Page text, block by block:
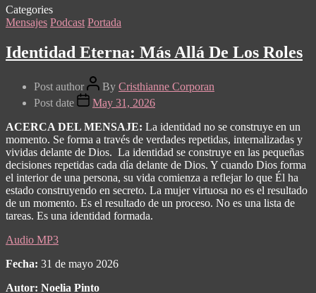
Categories
Mensajes Podcast Portada
Identidad Eterna: Más Allá De Los Roles
Post author By Cristhianne Corporan
Post date
May 31, 2026
ACERCA DEL MENSAJE: La identidad no se construye en un
momento. Se forma a través de verdades repetidas, internalizadas y
vividas delante de Dios. La identidad se construye en las pequeñas
decisiones repetidas cada día delante de Dios. Y cuando Dios forma
el interior de una persona, su vida comienza a reflejar lo que Él ha
estado construyendo en secreto. La mujer virtuosa no es el resultado
de un momento. Es el resultado de un proceso. No es una lista de
tareas. Es una identidad formada.
Audio MP3
Fecha: 31 de mayo 2026
Autor: Noelia Pinto